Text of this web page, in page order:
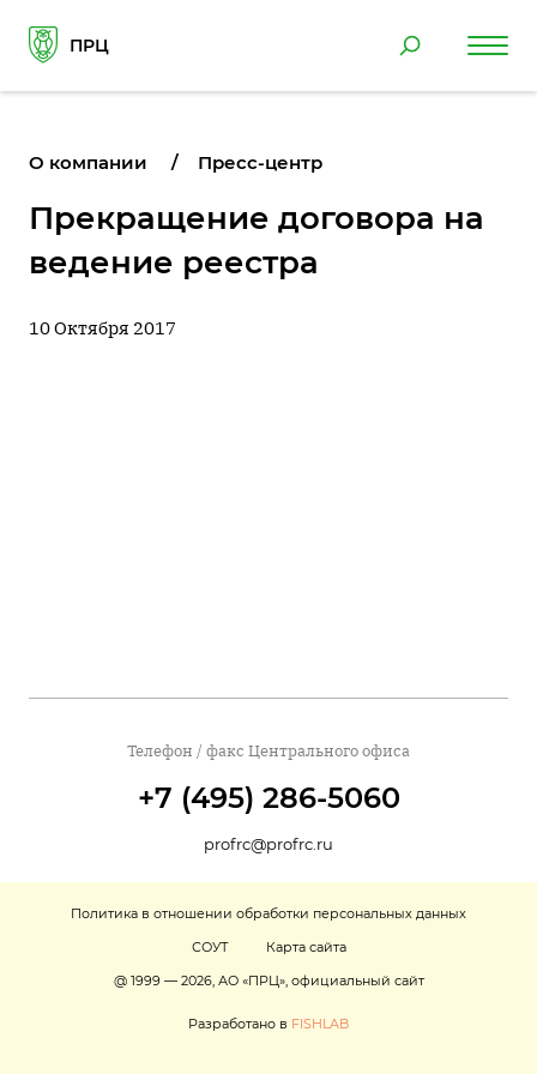
ПРЦ
О компании Пресс-центр
Прекращение договора на
ведение реестра
10 Октября 2017
Телефон / факс Центрального офиса
+7 (495) 286-5060
profrc@profrc.ru
Политика в отношении обработки персональных данных
СОУТ
Карта сайта
@ 1999 — 2026, АО «ПРЦ», официальный сайт
Разработано в FISHLAB